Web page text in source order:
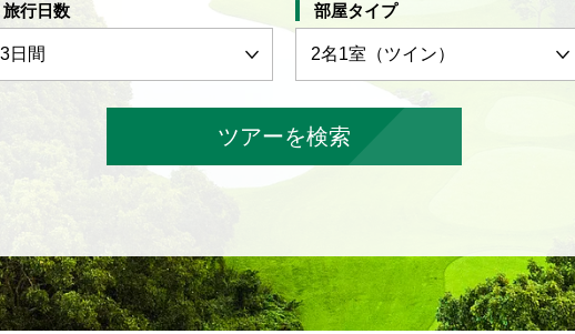
旅行日数 部屋タイプ